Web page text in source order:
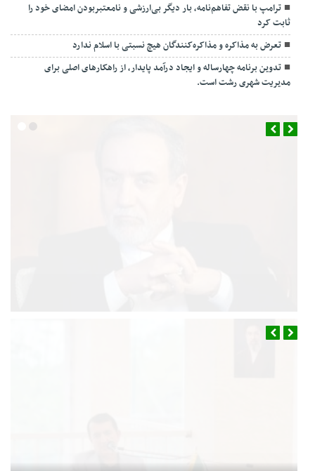
ترامپ با نقض تفاهم‌نامه، بار دیگر بی‌ارزشی و نامعتبربودن امضای خود را
ثابت کرد
تعرض به مذاکره و مذاکره‌کنندگان هیچ نسبتی با اسلام ندارد
تدوین برنامه چهارساله و ایجاد درآمد پایدار، از راهکارهای اصلی برای
مدیریت شهری رشت است.